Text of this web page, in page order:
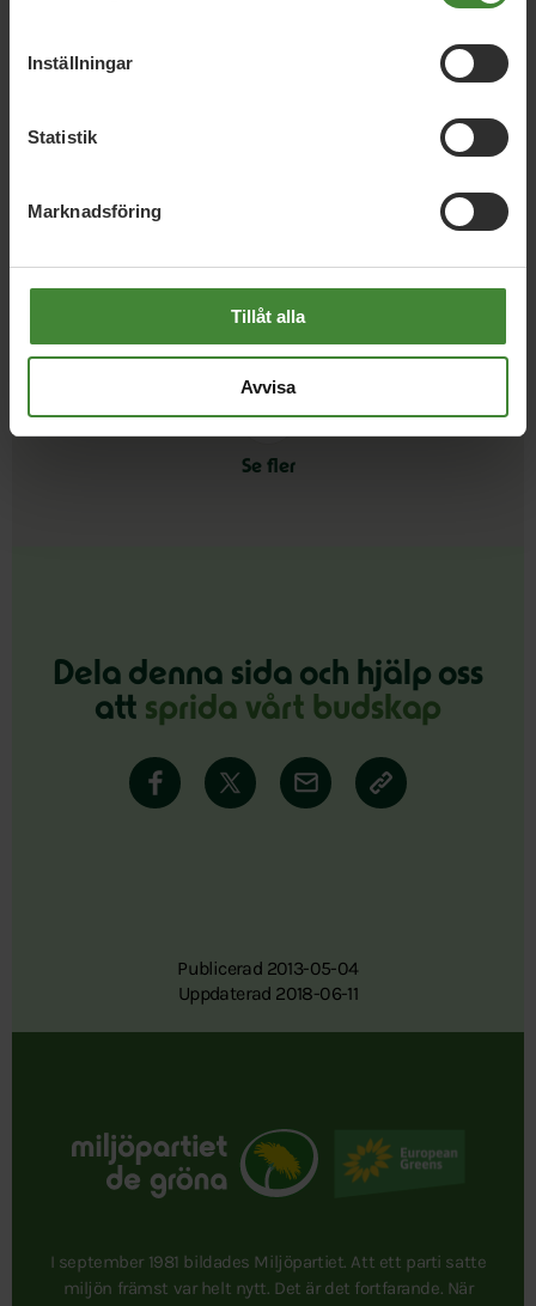
Inställningar
Statistik
Marknadsföring
Tillåt alla
Avvisa
Ekologisk och närlagad mat i skola och
G Giftfri vardag
Se fler
Dela denna sida och hjälp oss
att sprida vårt budskap
Publicerad 2013-05-04
Uppdaterad 2018-06-11
I september 1981 bildades Miljöpartiet. Att ett parti satte
miljön främst var helt nytt. Det är det fortfarande. När